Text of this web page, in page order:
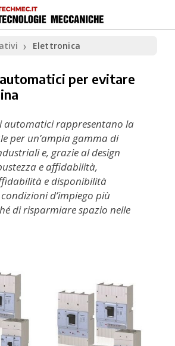
❯ Elettronica
per evitare
rappresentano la
per un’ampia gamma di
e, grazie al design
e affidabilità,
e disponibilità
d’impiego più
di risparmiare spazio nelle